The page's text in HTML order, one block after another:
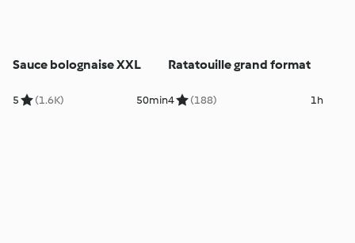
Sauce bolognaise XXL
5 (1.6K) 50min
Ratatouille grand format
4 (188) 1h